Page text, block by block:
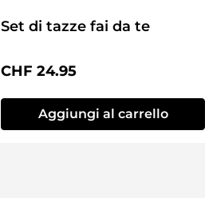
Set di tazze fai da te
Prezzo normale:
CHF 24.95
Aggiungi al carrello